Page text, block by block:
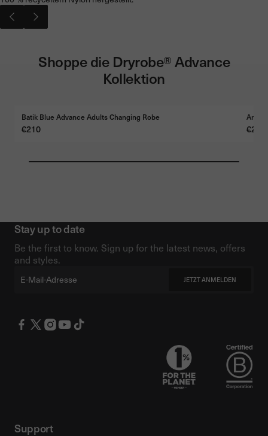
Shoppe die Dryrobe® Advance
Kollektion
Batik Blue Advance Adults Changing Robe
Preis
€210 Preis
€210
Support
Stay up to date
Be the first to know. Sign up for the latest news, offers
and styles.
Email JETZT ANMELDEN